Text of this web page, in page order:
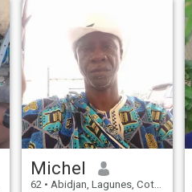
monde j'aime pas être
minimiser j'aime pas
Michel
62 • Abidjan, Lagunes, Cote d'Ivoire